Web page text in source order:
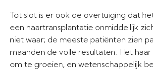
Tot slot is er ook de overtuiging dat
een haartransplantatie onmiddellijk
niet waar; de meeste patiënten zien
maanden de volle resultaten. Het
om te groeien, en wetenschappelijk